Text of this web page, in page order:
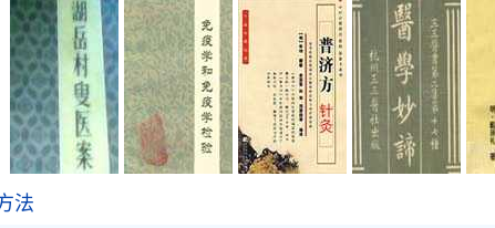
法